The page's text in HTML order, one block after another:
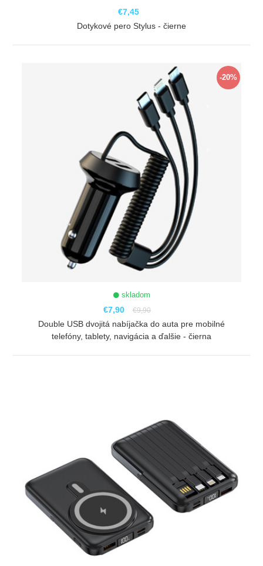
€7,45
Dotykové pero Stylus - čierne
-20%
skladom
€7,90 €9,90
Double USB dvojitá nabíjačka do auta pre mobilné
telefóny, tablety, navigácia a ďalšie - čierna